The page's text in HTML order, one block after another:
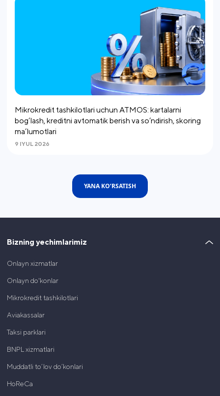
Mikrokredit tashkilotlari uchun ATMOS: kartalarni
bog‘lash, kreditni avtomatik berish va so’ndirish, skoring
ma’lumotlari
9 IYUL 2026
YANA KO‘RSATISH
Bizning yechimlarimiz
Onlayn xizmatlar
Onlayn do'konlar
Mikrokredit tashkilotlari
Aviakassalar
Taksi parklari
BNPL xizmatlari
Muddatli to’lov do’konlari
HoReCa